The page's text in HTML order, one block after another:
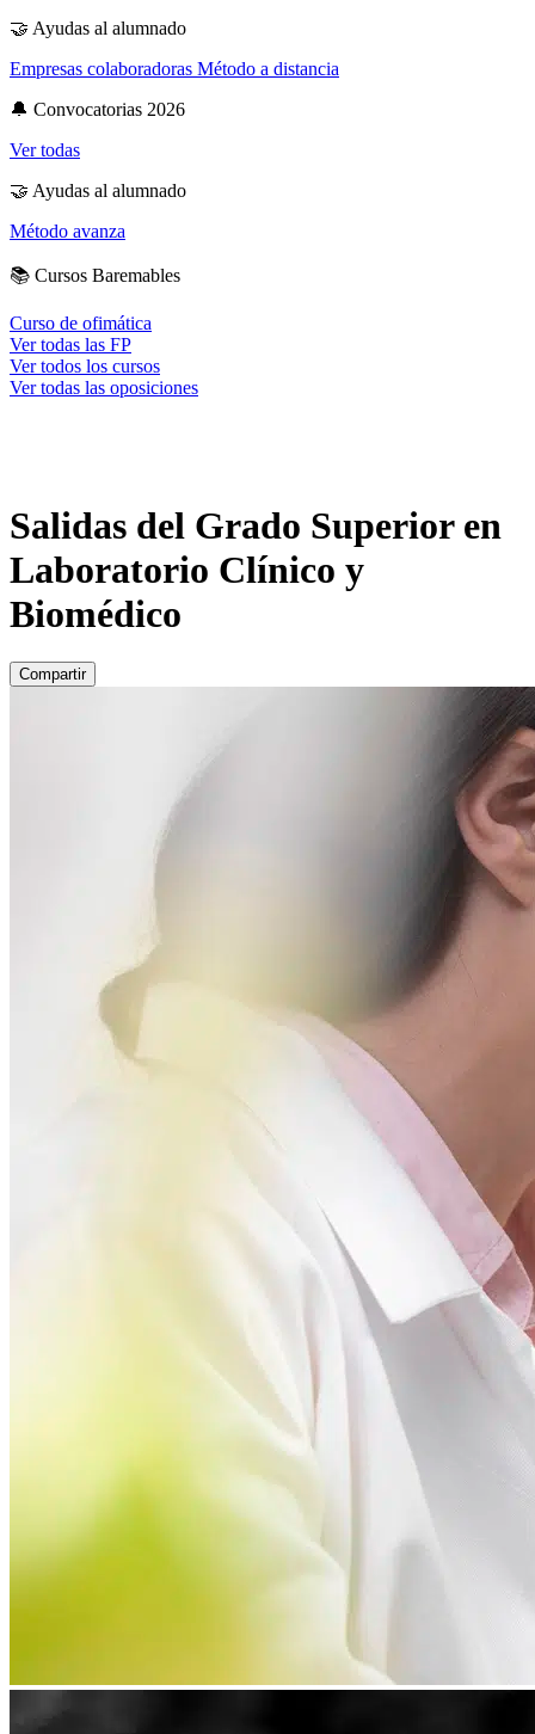
🤝 Ayudas al alumnado
Empresas colaboradoras Método a distancia
🔔 Convocatorias 2026
Ver todas
🤝 Ayudas al alumnado
Método avanza
📚 Cursos Baremables
Curso de ofimática
Ver todas las FP
Ver todos los cursos
Ver todas las oposiciones
Salidas del Grado Superior en
Laboratorio Clínico y
Biomédico
Compartir